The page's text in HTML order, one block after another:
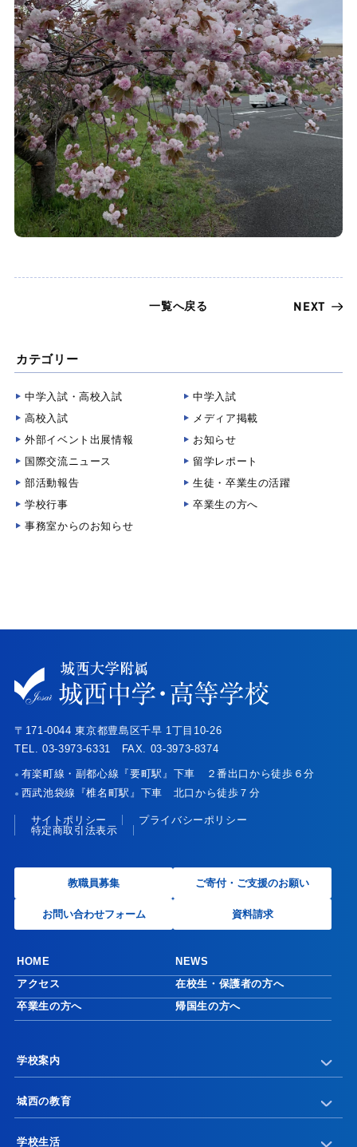
一覧へ戻る NEXT
カテゴリー
中学入試・高校入試
中学入試
高校入試
メディア掲載
外部イベント出展情報
お知らせ
国際交流ニュース
留学レポート
部活動報告
生徒・卒業生の活躍
学校行事
卒業生の方へ
事務室からのお知らせ
〒171-0044 東京都豊島区千早 1丁目10-26
TEL. 03-3973-6331 FAX. 03-3973-8374
● 有楽町線・副都心線『要町駅』下車 ２番出口から徒歩６分
● 西武池袋線『椎名町駅』下車 北口から徒歩７分
サイトポリシー
プライバシーポリシー
特定商取引法表示
教職員募集 ご寄付・ご支援のお願い
お問い合わせフォーム 資料請求
HOME
NEWS
アクセス
在校生・保護者の方へ
卒業生の方へ
帰国生の方へ
学校案内
城西の教育
学校生活